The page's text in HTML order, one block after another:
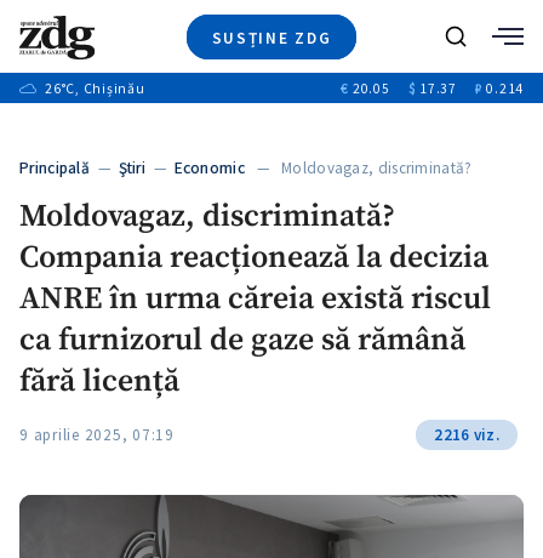
SUSȚINE ZDG
Ştiri
+7
Video
Special
+1
Blog
+2
ZdGust
Caută
26°C, Chișinău € 20.05 $ 17.37 ₽ 0.214
Principală — Ştiri — Economic— Moldovagaz, discriminată?
Moldovagaz, discriminată?
Compania reacționează la decizia
ANRE în urma căreia există riscul
ca furnizorul de gaze să rămână
fără licență
9 aprilie 2025, 07:19 2216 viz.